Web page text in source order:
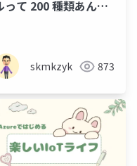
って 200 種類あんね
skmkzyk 873